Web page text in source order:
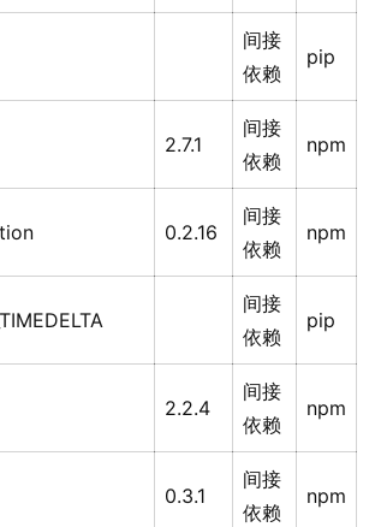
间接
依赖
pip
2.7.1
间接
依赖
npm
0.2.16
间接
依赖
npm
间接
依赖
pip
2.2.4
间接
依赖
npm
0.3.1
间接
依赖
npm